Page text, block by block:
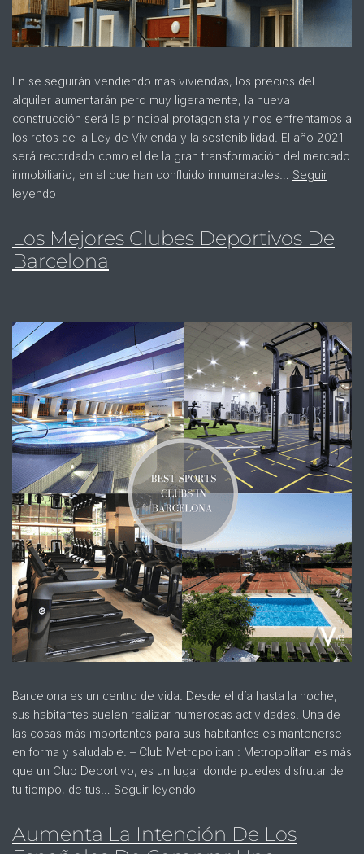
En se seguirán vendiendo más viviendas, los precios del
alquiler aumentarán pero muy ligeramente, la nueva
construcción será la principal protagonista y nos enfrentamos a
los retos de la Ley de Vivienda y la sostenibilidad. El año 2021
será recordado como el de la gran transformación del mercado
inmobiliario, en el que han confluido innumerables… Seguir
leyendo
Los Mejores Clubes Deportivos De
Barcelona
Barcelona es un centro de vida. Desde el día hasta la noche,
sus habitantes suelen realizar numerosas actividades. Una de
las cosas más importantes para sus habitantes es mantenerse
en forma y saludable. – Club Metropolitan : Metropolitan es más
que un Club Deportivo, es un lugar donde puedes disfrutar de
tu tiempo, de tus… Seguir leyendo
Aumenta La Intención De Los